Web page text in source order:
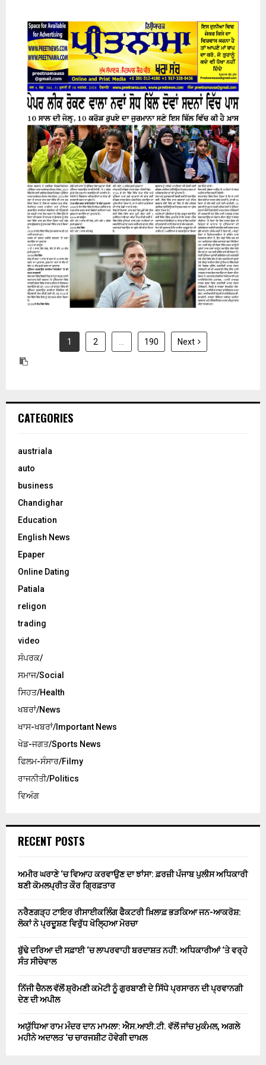
31 July 2026
1 2 … 190 Next
CATEGORIES
austriala
auto
business
Chandighar
Education
English News
Epaper
Online Dating
Patiala
religon
trading
video
ਸੰਪਰਕ/
ਸਮਾਜ/Social
ਸਿਹਤ/Health
ਖਬਰਾਂ/News
ਖਾਸ-ਖਬਰਾਂ/Important News
ਖੇਡ-ਜਗਤ/Sports News
ਫਿਲਮ-ਸੰਸਾਰ/Filmy
ਰਾਜਨੀਤੀ/Politics
ਵਿਅੰਗ
RECENT POSTS
ਅਮੀਰ ਘਰਾਣੇ ‘ਚ ਵਿਆਹ ਕਰਵਾਉਣ ਦਾ ਝਾਂਸਾ: ਫ਼ਰਜ਼ੀ ਪੰਜਾਬ ਪੁਲੀਸ ਅਧਿਕਾਰੀ
ਬਣੀ ਕੋਮਲਪ੍ਰੀਤ ਕੌਰ ਗ੍ਰਿਫ਼ਤਾਰ
ਨਰੈਣਗੜ੍ਹ ਟਾਇਰ ਰੀਸਾਈਕਲਿੰਗ ਫੈਕਟਰੀ ਖ਼ਿਲਾਫ਼ ਭੜਕਿਆ ਜਨ-ਆਕਰੋਸ਼:
ਲੋਕਾਂ ਨੇ ਪ੍ਰਦੂਸ਼ਣ ਵਿਰੁੱਧ ਖੋਲ੍ਹਿਆ ਮੋਰਚਾ
ਬੁੱਢੇ ਦਰਿਆ ਦੀ ਸਫ਼ਾਈ ‘ਚ ਲਾਪਰਵਾਹੀ ਬਰਦਾਸ਼ਤ ਨਹੀਂ: ਅਧਿਕਾਰੀਆਂ ‘ਤੇ ਵਰ੍ਹੇ
ਸੰਤ ਸੀਚੇਵਾਲ
ਨਿੱਜੀ ਚੈਨਲ ਵੱਲੋਂ ਸ਼੍ਰੋਮਣੀ ਕਮੇਟੀ ਨੂੰ ਗੁਰਬਾਣੀ ਦੇ ਸਿੱਧੇ ਪ੍ਰਸਾਰਨ ਦੀ ਪ੍ਰਵਾਨਗੀ
ਦੇਣ ਦੀ ਅਪੀਲ
ਅਯੁੱਧਿਆ ਰਾਮ ਮੰਦਰ ਦਾਨ ਮਾਮਲਾ: ਐਸ.ਆਈ.ਟੀ. ਵੱਲੋਂ ਜਾਂਚ ਮੁਕੰਮਲ, ਅਗਲੇ
ਮਹੀਨੇ ਅਦਾਲਤ ‘ਚ ਚਾਰਜਸ਼ੀਟ ਹੋਵੇਗੀ ਦਾਖ਼ਲ